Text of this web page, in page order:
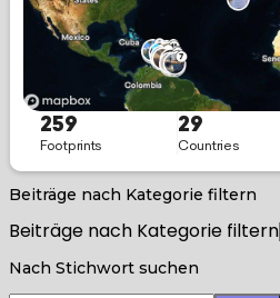
Beiträge nach Kategorie filtern
Beiträge nach Kategorie filtern
Nach Stichwort suchen